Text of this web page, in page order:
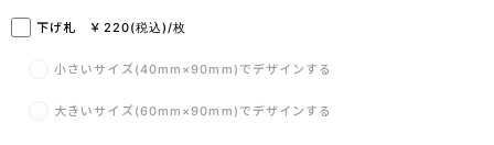
下げ札 ￥220(税込)/枚
小さいサイズ(40mm×90mm)でデザインする
大きいサイズ(60mm×90mm)でデザインする